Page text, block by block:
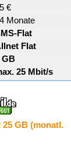
€
Monate
Flat
Flat
GB
25 Mbit/s
GB (monatl.